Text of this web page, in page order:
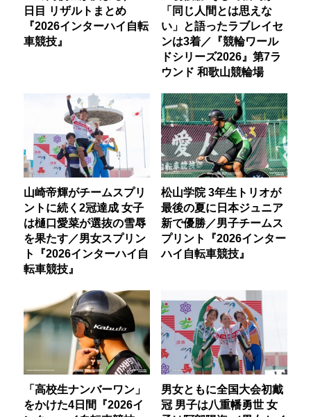
日目 リザルトまとめ
『2026インターハイ自転
車競技』
「同じ人間とは思えな
い」と語ったラブレイセ
ンは3着／『競輪ワール
ドシリーズ2026』第7ラ
ウンド 和歌山競輪場
山崎帝輝がチームスプリ
ントに続く2冠達成 女子
は樋口愛菜が選抜の雪辱
を果たす／男女スプリン
ト『2026インターハイ自
転車競技』
松山学院 3年生トリオが
最後の夏に日本ジュニア
新で優勝／男子チームス
プリント『2026インター
ハイ自転車競技』
「高校生ナンバーワン」
をかけた4日間『2026イ
男女ともに全国大会初戴
冠 男子は八重幡勇世 女